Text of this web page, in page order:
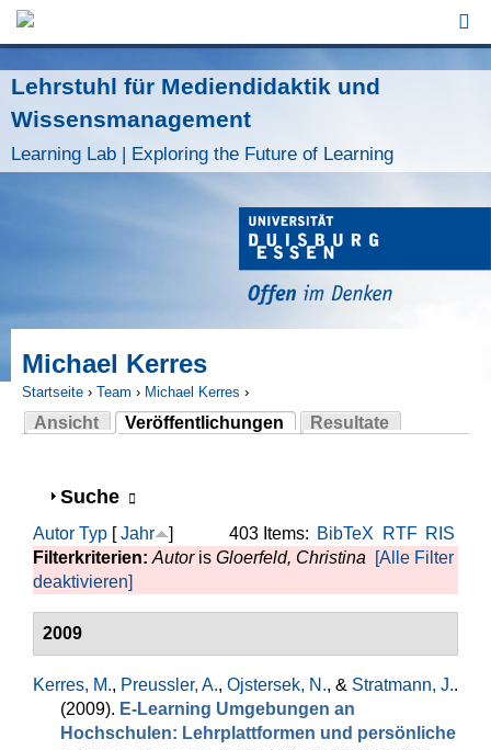
Lehrstuhl für Mediendidaktik und
Wissensmanagement
Learning Lab | Exploring the Future of Learning
Michael Kerres
Sie sind hier
Startseite › Team › Michael Kerres ›
Ansicht
Veröffentlichungen
(aktiver Reiter)
Resultate
Anzeigen
Suche
403 Items: BibTeX RTF RIS
Autor Typ [Jahr
]
Filterkriterien: Autoris Gloerfeld, Christina
[Alle Filter
deaktivieren]
2009
Kerres, M., Preussler, A., Ojstersek, N., & Stratmann, J..
(2009). E-Learning Umgebungen an
Hochschulen: Lehrplattformen und persönliche